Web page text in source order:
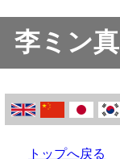
李ミン真
トップへ戻る